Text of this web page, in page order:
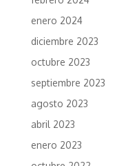
enero 2024
diciembre 2023
octubre 2023
septiembre 2023
agosto 2023
abril 2023
enero 2023